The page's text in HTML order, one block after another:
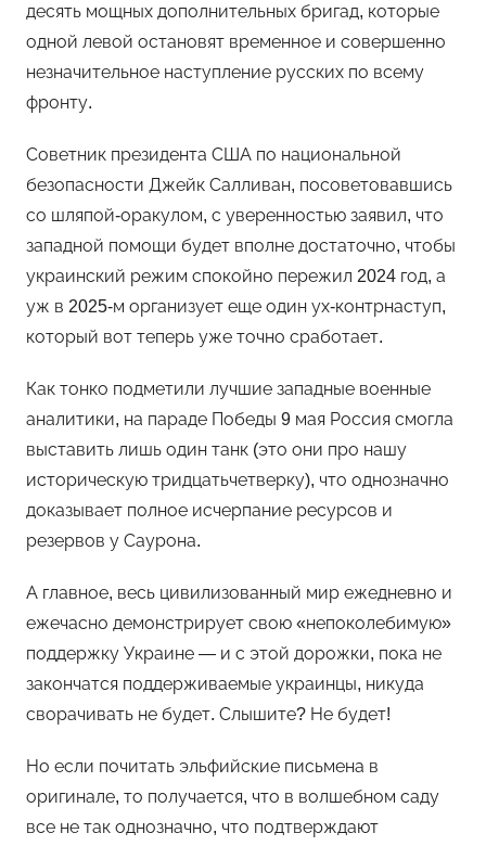
десять мощных дополнительных бригад, которые
одной левой остановят временное и совершенно
незначительное наступление русских по всему
фронту.
Советник президента США по национальной
безопасности Джейк Салливан, посоветовавшись
со шляпой-оракулом, с уверенностью заявил, что
западной помощи будет вполне достаточно, чтобы
украинский режим спокойно пережил 2024 год, а
уж в 2025-м организует еще один ух-контрнаступ,
который вот теперь уже точно сработает.
Как тонко подметили лучшие западные военные
аналитики, на параде Победы 9 мая Россия смогла
выставить лишь один танк (это они про нашу
историческую тридцатьчетверку), что однозначно
доказывает полное исчерпание ресурсов и
резервов у Саурона.
А главное, весь цивилизованный мир ежедневно и
ежечасно демонстрирует свою «непоколебимую»
поддержку Украине — и с этой дорожки, пока не
закончатся поддерживаемые украинцы, никуда
сворачивать не будет. Слышите? Не будет!
Но если почитать эльфийские письмена в
оригинале, то получается, что в волшебном саду
все не так однозначно, что подтверждают